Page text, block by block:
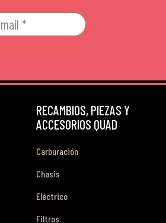
RECAMBIOS, PIEZAS Y
ACCESORIOS QUAD
Carburación
Chasis
Eléctrico
Filtros